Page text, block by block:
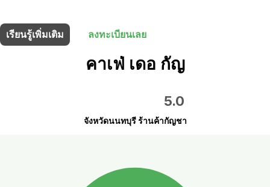
เรียนรู้เพิ่มเติม
ลงทะเบียนเลย
คาเฟ่ เดอ กัญ
5.0
จังหวัดนนทบุรี ร้านค้ากัญชา